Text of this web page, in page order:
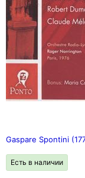
Gaspare Spontini
Есть в наличии